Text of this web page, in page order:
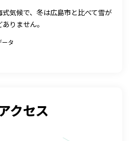
気候で、冬は広島市と比べて雪が
りません。
ータ
クセス